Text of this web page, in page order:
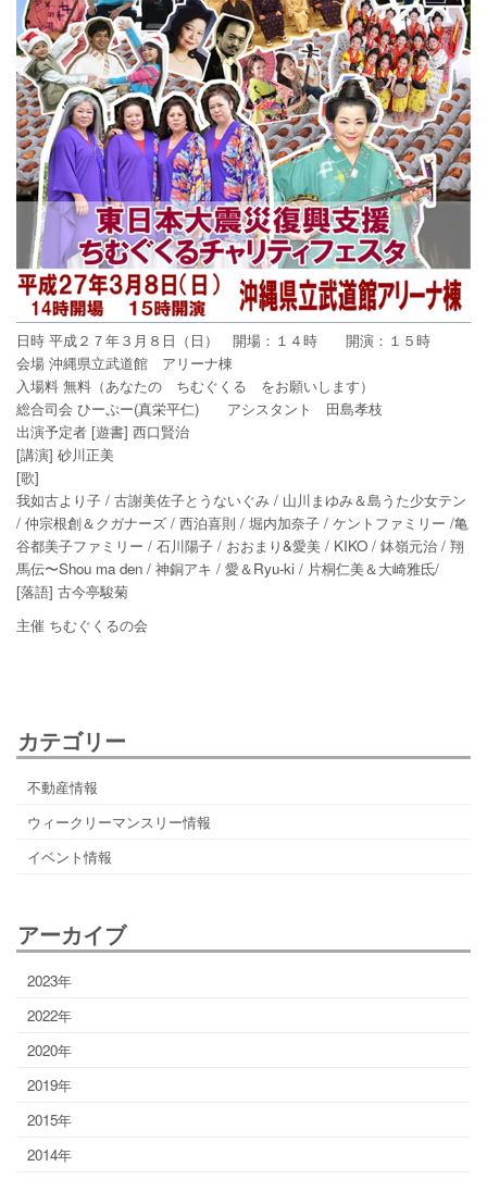
日時 平成２７年３月８日（日） 開場：１４時 開演：１５時
会場 沖縄県立武道館 アリーナ棟
入場料 無料（あなたの ちむぐくる をお願いします）
総合司会 ひーぷー(真栄平仁) アシスタント 田島孝枝
出演予定者 [遊書] 西口賢治
[講演] 砂川正美
[歌]
我如古より子 / 古謝美佐子とうないぐみ / 山川まゆみ＆島うた少女テン
/ 仲宗根創＆クガナーズ / 西泊喜則 / 堀内加奈子 / ケントファミリー /亀
谷都美子ファミリー / 石川陽子 / おおまり&愛美 / KIKO / 鉢嶺元治 / 翔
馬伝〜Shou ma den / 神銅アキ / 愛＆Ryu-ki / 片桐仁美＆大崎雅氐/
[落語] 古今亭駿菊
主催 ちむぐくるの会
カテゴリー
不動産情報
ウィークリーマンスリー情報
イベント情報
アーカイブ
2023年
2022年
2020年
2019年
2015年
2014年